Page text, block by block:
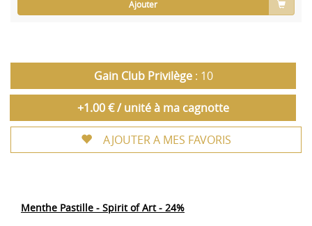
Ajouter
Gain Club Privilège: 10
+1.00 € / unité à ma cagnotte
AJOUTER A MES FAVORIS
Menthe Pastille - Spirit of Art - 24%